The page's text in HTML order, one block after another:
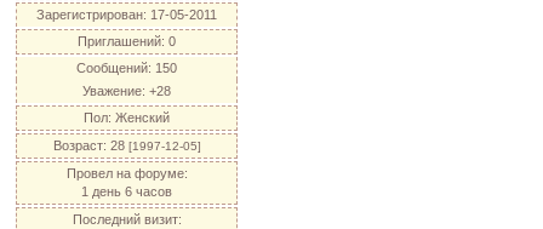
Зарегистрирован: 17-05-2011
Приглашений: 0
Сообщений: 150
Уважение: +28
Пол: Женский
Возраст: 28 [1997-12-05]
Провел на форуме:
1 день 6 часов
Последний визит: